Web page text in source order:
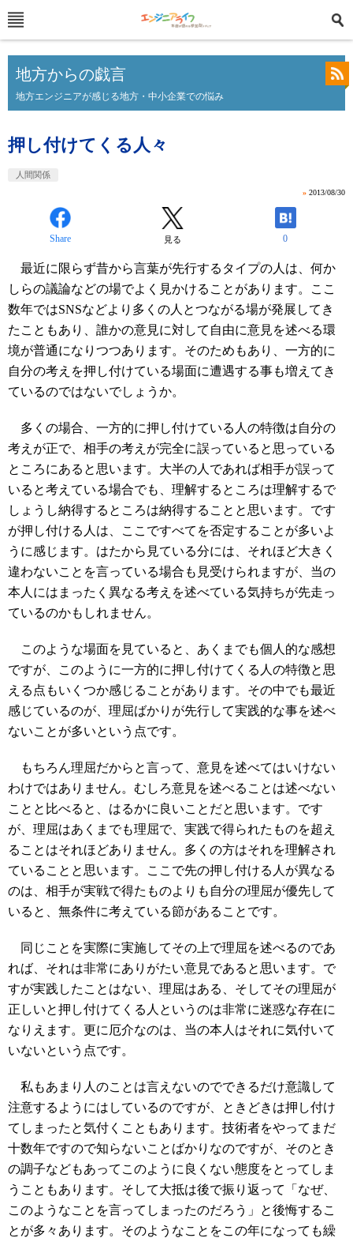
地方からの戯言
地方エンジニアが感じる地方・中小企業での悩み
押し付けてくる人々
人間関係
» 2013/08/30
Share 見る 0
最近に限らず昔から言葉が先行するタイプの人は、何か
しらの議論などの場でよく見かけることがあります。ここ
数年ではSNSなどより多くの人とつながる場が発展してき
たこともあり、誰かの意見に対して自由に意見を述べる環
境が普通になりつつあります。そのためもあり、一方的に
自分の考えを押し付けている場面に遭遇する事も増えてき
ているのではないでしょうか。
多くの場合、一方的に押し付けている人の特徴は自分の
考えが正で、相手の考えが完全に誤っていると思っている
ところにあると思います。大半の人であれば相手が誤って
いると考えている場合でも、理解するところは理解するで
しょうし納得するところは納得することと思います。です
が押し付ける人は、ここですべてを否定することが多いよ
うに感じます。はたから見ている分には、それほど大きく
違わないことを言っている場合も見受けられますが、当の
本人にはまったく異なる考えを述べている気持ちが先走っ
ているのかもしれません。
このような場面を見ていると、あくまでも個人的な感想
ですが、このように一方的に押し付けてくる人の特徴と思
える点もいくつか感じることがあります。その中でも最近
感じているのが、理屈ばかりが先行して実践的な事を述べ
ないことが多いという点です。
もちろん理屈だからと言って、意見を述べてはいけない
わけではありません。むしろ意見を述べることは述べない
ことと比べると、はるかに良いことだと思います。です
が、理屈はあくまでも理屈で、実践で得られたものを超え
ることはそれほどありません。多くの方はそれを理解され
ていることと思います。ここで先の押し付ける人が異なる
のは、相手が実戦で得たものよりも自分の理屈が優先して
いると、無条件に考えている節があることです。
同じことを実際に実施してその上で理屈を述べるのであ
れば、それは非常にありがたい意見であると思います。で
すが実践したことはない、理屈はある、そしてその理屈が
正しいと押し付けてくる人というのは非常に迷惑な存在に
なりえます。更に厄介なのは、当の本人はそれに気付いて
いないという点です。
私もあまり人のことは言えないのでできるだけ意識して
注意するようにはしているのですが、ときどきは押し付け
てしまったと気付くこともあります。技術者をやってまだ
十数年ですので知らないことばかりなのですが、そのとき
の調子などもあってこのように良くない態度をとってしま
うこともあります。そして大抵は後で振り返って「なぜ、
このようなことを言ってしまったのだろう」と後悔するこ
とが多々あります。そのようなことをこの年になっても繰